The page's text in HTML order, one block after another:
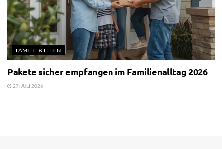
FAMILIE & LEBEN
Pakete sicher empfangen im Familienalltag 2026
27. JULI 2026